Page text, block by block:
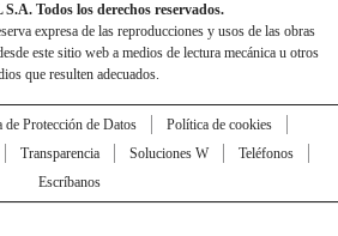
Todos los derechos reservados.
expresa de las reproducciones y usos de las obras
este sitio web a medios de lectura mecánica u otros
que resulten adecuados.
de Protección de Datos
Política de cookies
Transparencia Soluciones W
Teléfonos
Escríbanos